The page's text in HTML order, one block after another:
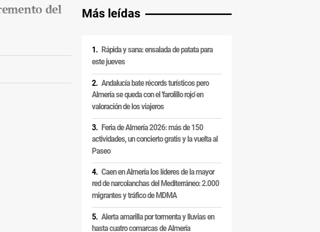
del
Más leídas
Rápida y sana: ensalada de patata para
este jueves
Andalucía bate récords turísticos pero
Almería se queda con el 'farolillo rojo' en
valoración de los viajeros
Feria de Almería 2026: más de 150
actividades, un concierto gratis y la vuelta al
Paseo
Caen en Almería los líderes de la mayor
red de narcolanchas del Mediterráneo: 2.000
migrantes y tráfico de MDMA
Alerta amarilla por tormenta y lluvias en
hasta cuatro comarcas de Almería